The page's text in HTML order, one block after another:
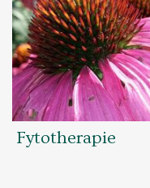
Fytotherapie